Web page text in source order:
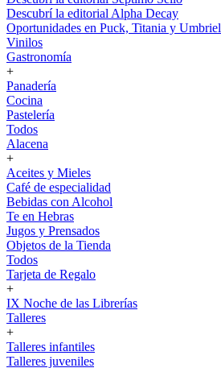
Descubrí la editorial Alpha Decay
Oportunidades en Puck, Titania y Umbriel
Vinilos
Gastronomía
+
Panadería
Cocina
Pastelería
Todos
Alacena
+
Aceites y Mieles
Café de especialidad
Bebidas con Alcohol
Te en Hebras
Jugos y Prensados
Objetos de la Tienda
Todos
Tarjeta de Regalo
+
IX Noche de las Librerías
Talleres
+
Talleres infantiles
Talleres juveniles